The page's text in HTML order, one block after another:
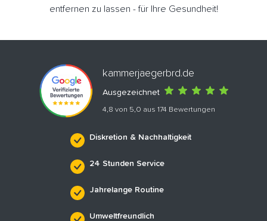
entfernen zu lassen - für Ihre Gesundheit!
kammerjaegerbrd.de
Ausgezeichnet
4,8 von 5,0 aus 174 Bewertungen
Diskretion & Nachhaltigkeit
24 Stunden Service
Jahrelange Routine
Umweltfreundlich